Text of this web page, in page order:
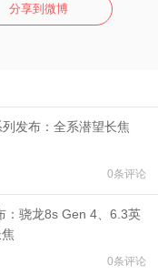
分享到微博
发布：全系潜望长焦
0条评论
：骁龙8s Gen 4、6.3英
0条评论